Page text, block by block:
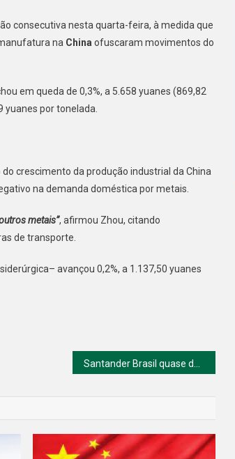
consecutiva nesta quarta-feira, à medida que
na China ofuscaram movimentos do
em queda de 0,3%, a 5.658 yuanes (869,82
yuanes por tonelada.
crescimento da produção industrial da China
na demanda doméstica por metais.
metais”, afirmou Zhou, citando
de transporte.
avançou 0,2%, a 1.137,50 yuanes